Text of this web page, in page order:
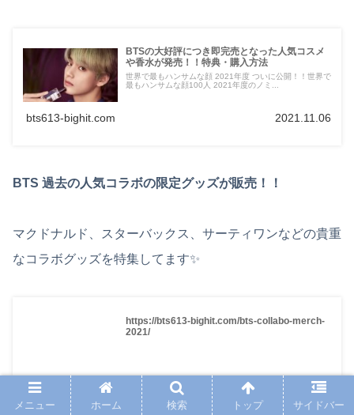
BTSの大好評につき即完売となった人気コスメ
や香水が発売！！特典・購入方法
世界で最もハンサムな顔 2021年度 ついに公開！！世界で
最もハンサムな顔100人 2021年度のノミ...
bts613-bighit.com 2021.11.06
BTS 過去の人気コラボの限定グッズが販売！！
マクドナルド、スターバックス、サーティワンなどの貴重
なコラボグッズを特集してます✨
https://bts613-bighit.com/bts-collabo-merch-
2021/
bts613-bighit.com
メニュー ホーム 検索 トップ サイドバー